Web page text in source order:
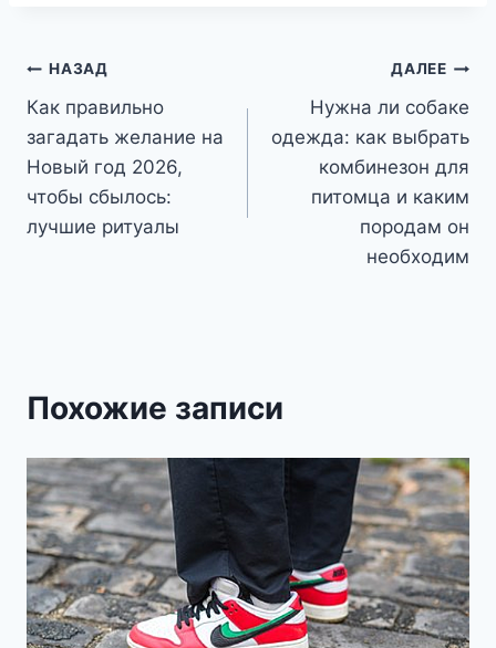
Навигация
по
записям
НАЗАД
Как правильно
загадать желание на
Новый год 2026,
чтобы сбылось:
лучшие ритуалы
ДАЛЕЕ
Нужна ли собаке
одежда: как выбрать
комбинезон для
питомца и каким
породам он
необходим
Похожие записи